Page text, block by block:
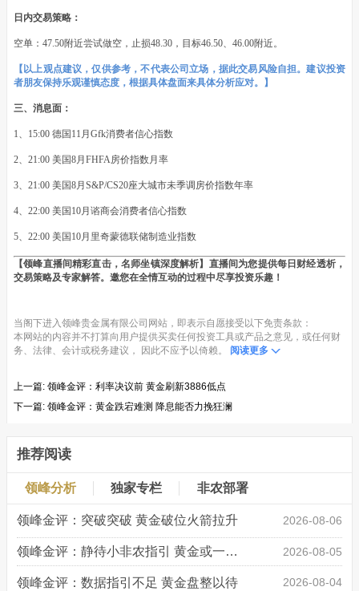
日内交易策略：
空单：47.50附近尝试做空，止损48.30，目标46.50、46.00附近。
【以上观点建议，仅供参考，不代表公司立场，据此交易风险自担。建议投资
者朋友保持乐观谨慎态度，根据具体盘面来具体分析应对。】
三、消息面：
1、15:00 德国11月Gfk消费者信心指数
2、21:00 美国8月FHFA房价指数月率
3、21:00 美国8月S&P/CS20座大城市未季调房价指数年率
4、22:00 美国10月谘商会消费者信心指数
5、22:00 美国10月里奇蒙德联储制造业指数
【领峰直播间精彩直击，名师坐镇深度解析】直播间为您提供每日财经透析，
交易策略及专家解答。邀您在全情互动的过程中尽享投资乐趣！
当阁下进入领峰贵金属有限公司网站，即表示自愿接受以下免责条款：
本网站的内容并不打算向用户提供买卖任何投资工具或产品之意见，或任何财
务、法律、会计或税务建议， 因此不应予以倚赖。 阅读更多
上一篇: 领峰金评：利率决议前 黄金刷新3886低点
下一篇: 领峰金评：黄金跌宕难测 降息能否力挽狂澜
推荐阅读
领峰分析 独家专栏 非农部署
领峰金评：突破突破 黄金破位火箭拉升 2026-08-06
领峰金评：静待小非农指引 黄金或一击破局 2026-08-05
领峰金评：数据指引不足 黄金盘整以待 2026-08-04